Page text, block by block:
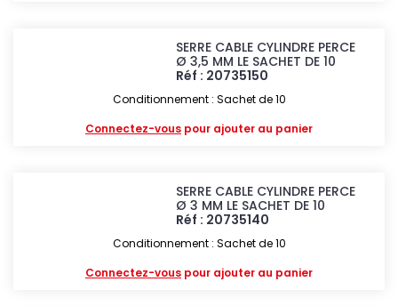
SERRE CABLE CYLINDRE PERCE
Ø 3,5 MM LE SACHET DE 10
Réf : 20735150
Conditionnement : Sachet de 10
Connectez-vous pour ajouter au panier
SERRE CABLE CYLINDRE PERCE
Ø 3 MM LE SACHET DE 10
Réf : 20735140
Conditionnement : Sachet de 10
Connectez-vous pour ajouter au panier